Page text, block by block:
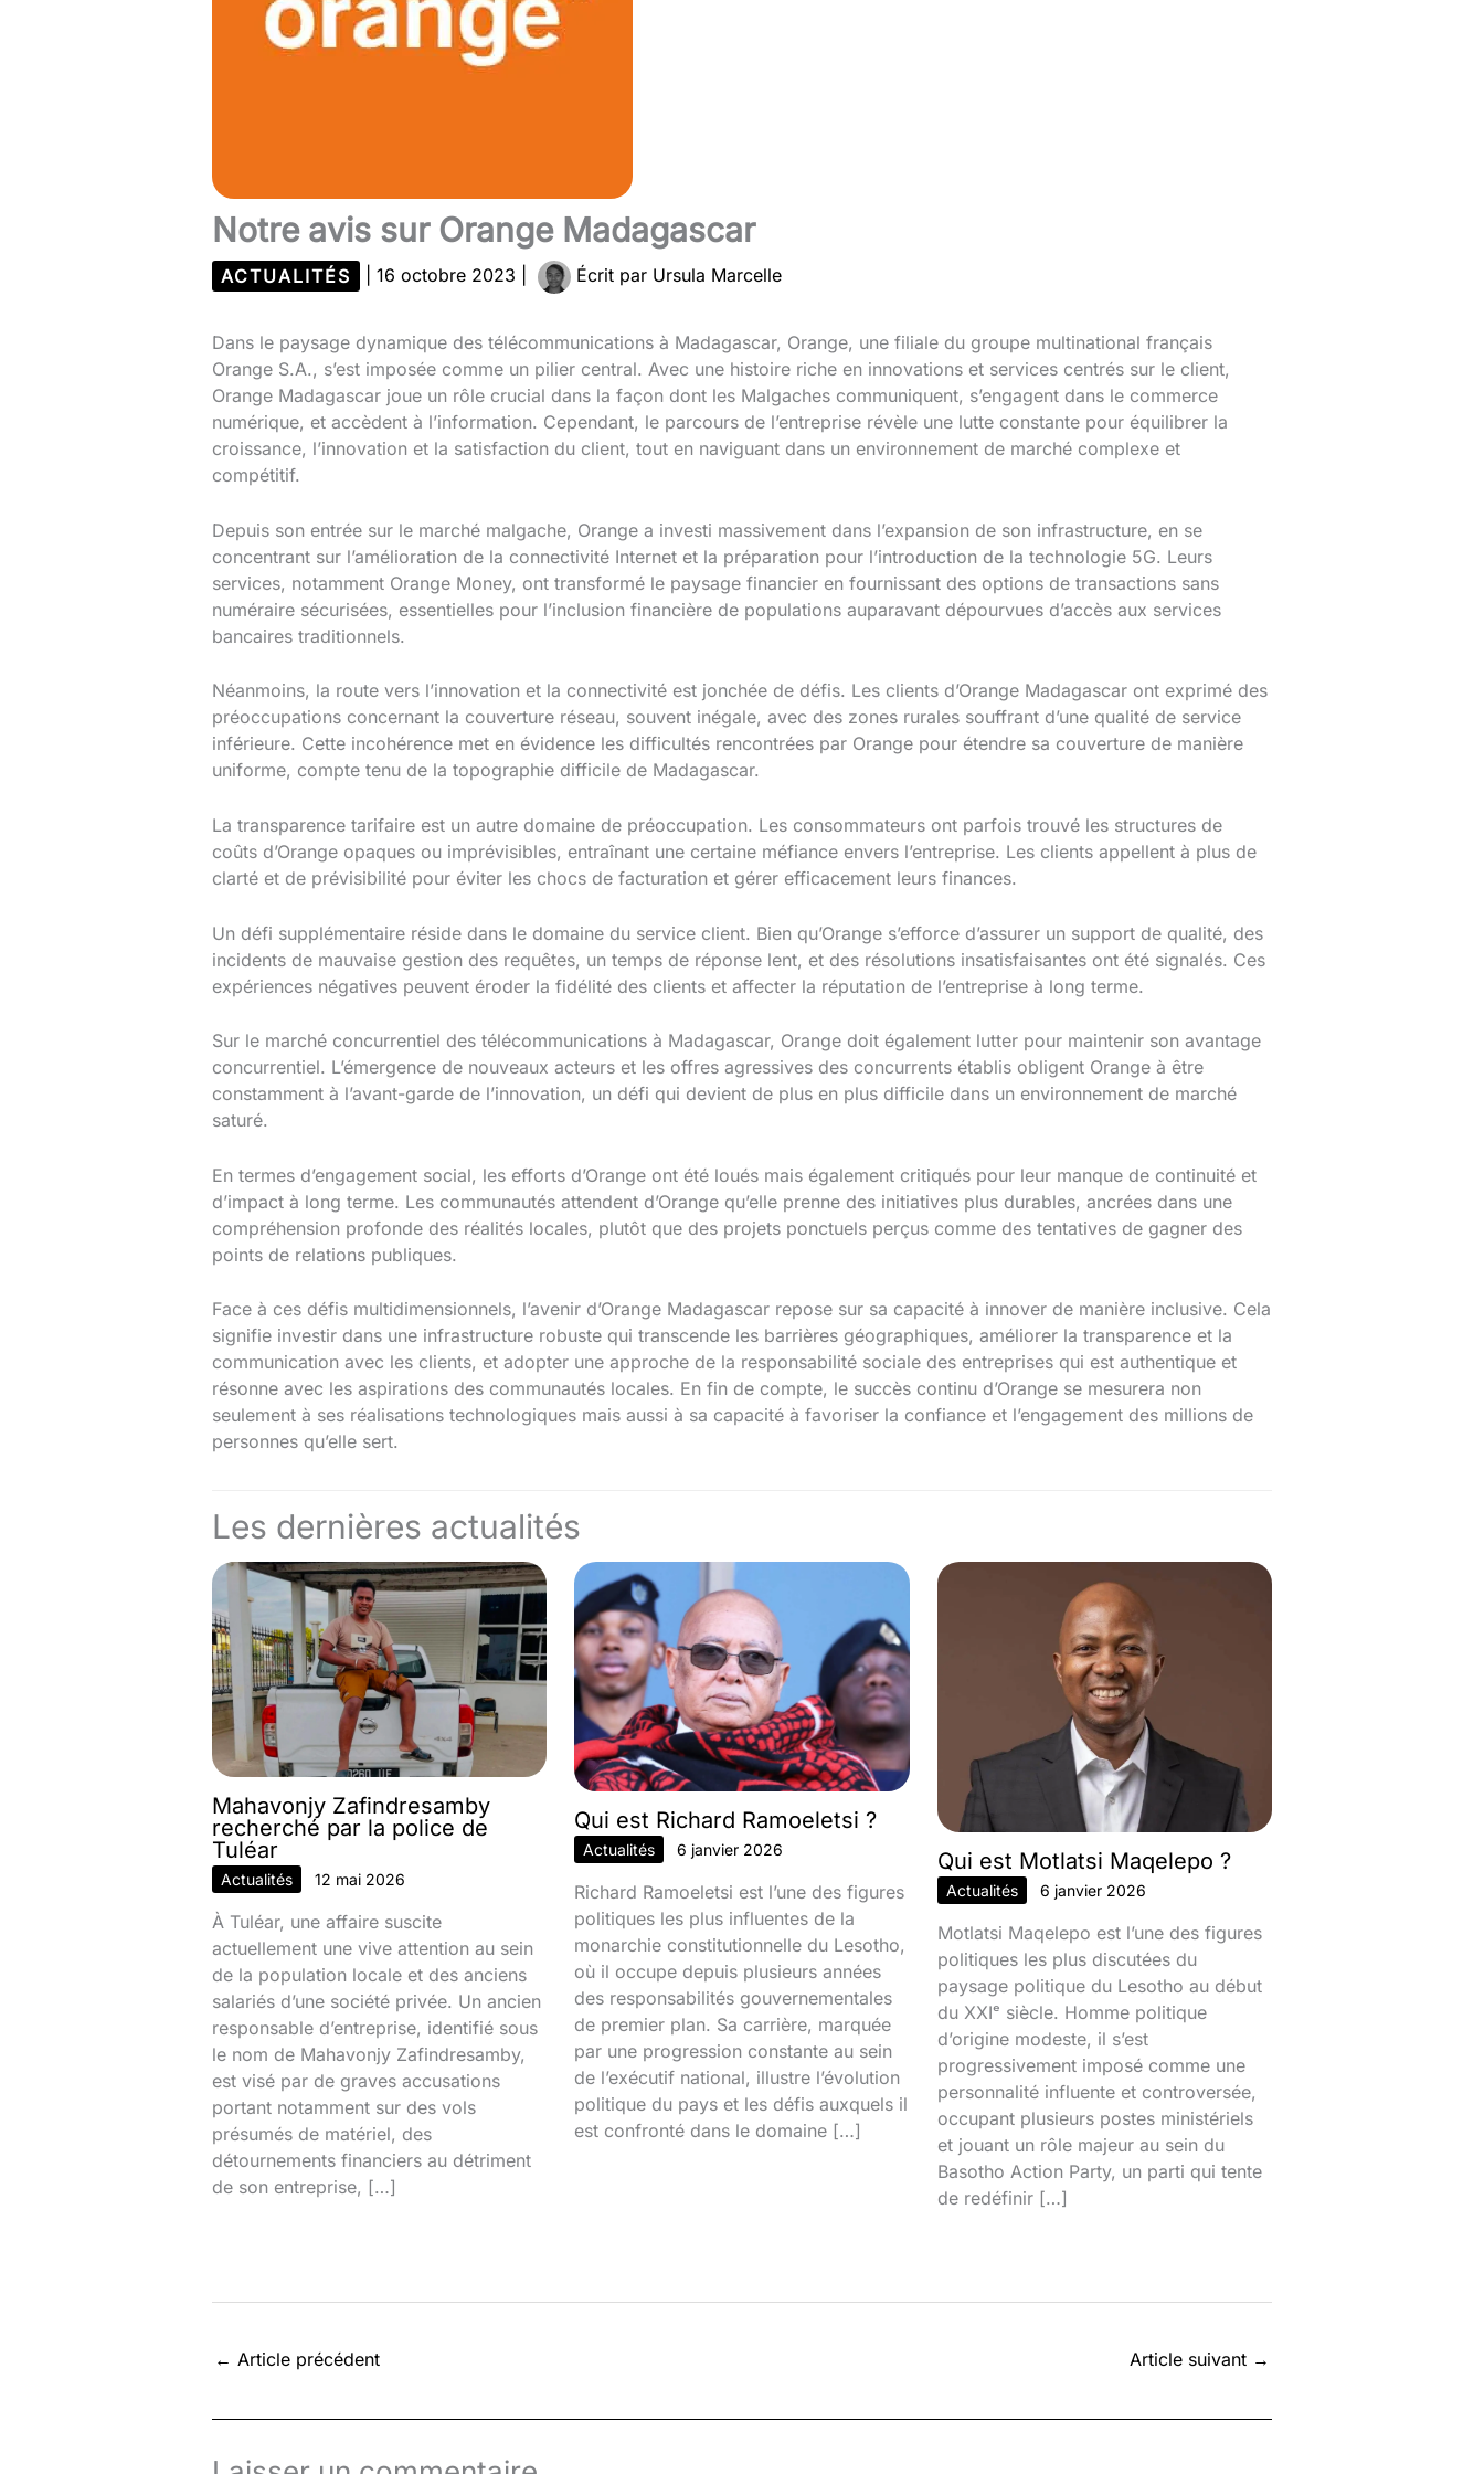
Notre avis sur Orange Madagascar
ACTUALITÉS 16 octobre 2023 Écrit par Ursula Marcelle
Dans le paysage dynamique des télécommunications à Madagascar, Orange, une filiale du groupe multinational français
Orange S.A., s’est imposée comme un pilier central. Avec une histoire riche en innovations et services centrés sur le client,
Orange Madagascar joue un rôle crucial dans la façon dont les Malgaches communiquent, s’engagent dans le commerce
numérique, et accèdent à l’information. Cependant, le parcours de l’entreprise révèle une lutte constante pour équilibrer la
croissance, l’innovation et la satisfaction du client, tout en naviguant dans un environnement de marché complexe et
compétitif.
Depuis son entrée sur le marché malgache, Orange a investi massivement dans l’expansion de son infrastructure, en se
concentrant sur l’amélioration de la connectivité Internet et la préparation pour l’introduction de la technologie 5G. Leurs
services, notamment Orange Money, ont transformé le paysage financier en fournissant des options de transactions sans
numéraire sécurisées, essentielles pour l’inclusion financière de populations auparavant dépourvues d’accès aux services
bancaires traditionnels.
Néanmoins, la route vers l’innovation et la connectivité est jonchée de défis. Les clients d’Orange Madagascar ont exprimé des
préoccupations concernant la couverture réseau, souvent inégale, avec des zones rurales souffrant d’une qualité de service
inférieure. Cette incohérence met en évidence les difficultés rencontrées par Orange pour étendre sa couverture de manière
uniforme, compte tenu de la topographie difficile de Madagascar.
La transparence tarifaire est un autre domaine de préoccupation. Les consommateurs ont parfois trouvé les structures de
coûts d’Orange opaques ou imprévisibles, entraînant une certaine méfiance envers l’entreprise. Les clients appellent à plus de
clarté et de prévisibilité pour éviter les chocs de facturation et gérer efficacement leurs finances.
Un défi supplémentaire réside dans le domaine du service client. Bien qu’Orange s’efforce d’assurer un support de qualité, des
incidents de mauvaise gestion des requêtes, un temps de réponse lent, et des résolutions insatisfaisantes ont été signalés. Ces
expériences négatives peuvent éroder la fidélité des clients et affecter la réputation de l’entreprise à long terme.
Sur le marché concurrentiel des télécommunications à Madagascar, Orange doit également lutter pour maintenir son avantage
concurrentiel. L’émergence de nouveaux acteurs et les offres agressives des concurrents établis obligent Orange à être
constamment à l’avant-garde de l’innovation, un défi qui devient de plus en plus difficile dans un environnement de marché
saturé.
En termes d’engagement social, les efforts d’Orange ont été loués mais également critiqués pour leur manque de continuité et
d’impact à long terme. Les communautés attendent d’Orange qu’elle prenne des initiatives plus durables, ancrées dans une
compréhension profonde des réalités locales, plutôt que des projets ponctuels perçus comme des tentatives de gagner des
points de relations publiques.
Face à ces défis multidimensionnels, l’avenir d’Orange Madagascar repose sur sa capacité à innover de manière inclusive. Cela
signifie investir dans une infrastructure robuste qui transcende les barrières géographiques, améliorer la transparence et la
communication avec les clients, et adopter une approche de la responsabilité sociale des entreprises qui est authentique et
résonne avec les aspirations des communautés locales. En fin de compte, le succès continu d’Orange se mesurera non
seulement à ses réalisations technologiques mais aussi à sa capacité à favoriser la confiance et l’engagement des millions de
personnes qu’elle sert.
Les dernières actualités
Mahavonjy Zafindresamby
recherché par la police de
Tuléar
Actualités 12 mai 2026
À Tuléar, une affaire suscite
actuellement une vive attention au sein
de la population locale et des anciens
salariés d’une société privée. Un ancien
responsable d’entreprise, identifié sous
le nom de Mahavonjy Zafindresamby,
est visé par de graves accusations
portant notamment sur des vols
présumés de matériel, des
détournements financiers au détriment
de son entreprise, […]
Qui est Richard Ramoeletsi ?
Actualités 6 janvier 2026
Richard Ramoeletsi est l’une des figures
politiques les plus influentes de la
monarchie constitutionnelle du Lesotho,
où il occupe depuis plusieurs années
des responsabilités gouvernementales
de premier plan. Sa carrière, marquée
par une progression constante au sein
de l’exécutif national, illustre l’évolution
politique du pays et les défis auxquels il
est confronté dans le domaine […]
Qui est Motlatsi Maqelepo ?
Actualités 6 janvier 2026
Motlatsi Maqelepo est l’une des figures
politiques les plus discutées du
paysage politique du Lesotho au début
du XXIᵉ siècle. Homme politique
d’origine modeste, il s’est
progressivement imposé comme une
personnalité influente et controversée,
occupant plusieurs postes ministériels
et jouant un rôle majeur au sein du
Basotho Action Party, un parti qui tente
de redéfinir […]
← Article précédent Article suivant →